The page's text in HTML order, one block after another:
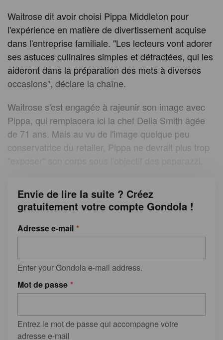
Waitrose dit avoir choisi Pippa Middleton pour
l'expérience en matière de divertissement acquise
dans l'entreprise familiale. "Les lecteurs vont adorer
ses astuces culinaires simples et détractées, qui les
aideront dans la préparation des mets à diverses
occasions", déclare la chaîne.
Waitrose s'est engagée à rajeunir son image avec
Pippa, qui remplacera ici la chef Delia Smith âgée
de 71 ans. Mais au vu de l'image quelque peu
conservatrice du retailer, Pippa ne devrait plus trop
Envie de lire la suite ? Créez
gratuitement votre compte Gondola !
Adresse e-mail
Enter your Gondola e-mail address.
Mot de passe
Entrez le mot de passe qui accompagne votre
adresse e-mail